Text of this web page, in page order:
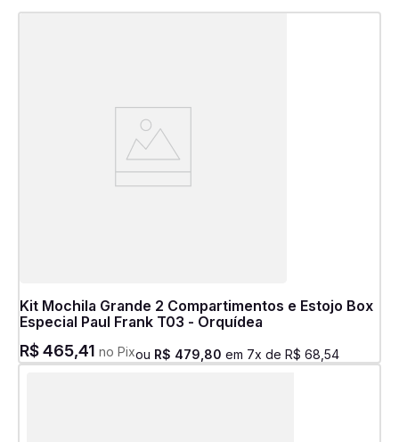
Kit Mochila Grande 2 Compartimentos e Estojo Box
Especial Paul Frank T03 - Orquídea
R$465,41 no Pixou R$ 479 80 em 7x de R$ 68 54